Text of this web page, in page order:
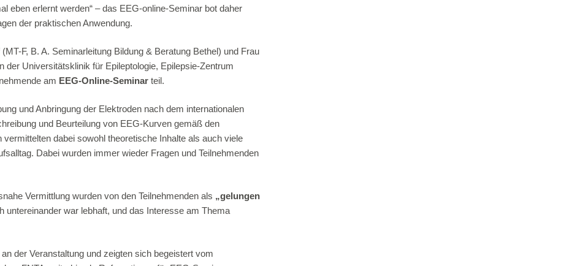
eben erlernt werden“ – das EEG-online-Seminar bot daher
der praktischen Anwendung.
(MT-F, B. A. Seminarleitung Bildung & Beratung Bethel) und Frau
der Universitätsklinik für Epileptologie, Epilepsie-Zentrum
am EEG-Online-Seminar teil.
und Anbringung der Elektroden nach dem internationalen
und Beurteilung von EEG-Kurven gemäß den
dabei sowohl theoretische Inhalte als auch viele
Dabei wurden immer wieder Fragen und Teilnehmenden
Vermittlung wurden von den Teilnehmenden als „gelungen
untereinander war lebhaft, und das Interesse am Thema
der Veranstaltung und zeigten sich begeistert vom
Navigation
Impressum
Datenschutz
Übersicht
Mitglied werden
Stellenbörse